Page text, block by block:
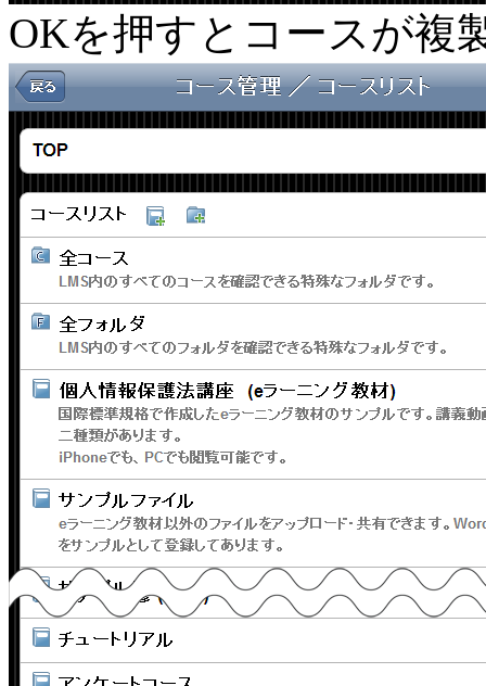
OKを押すとコースが複